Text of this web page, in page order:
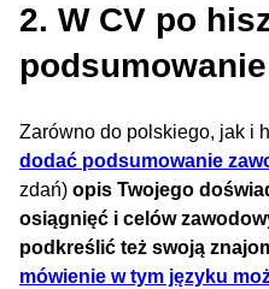
2. W CV po
Zarówno do polskiego, jak i
dodać podsumowanie
zdań) opis Twojego
osiągnięć i celów
podkreślić też swoją
mówienie w tym języku